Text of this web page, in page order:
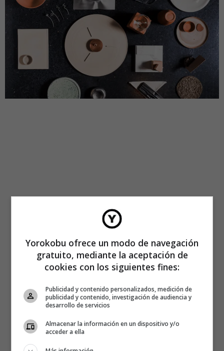
Yorokobu ofrece un modo de navegación
gratuito, mediante la aceptación de
cookies con los siguientes fines:
Publicidad y contenido personalizados, medición de
publicidad y contenido, investigación de audiencia y
desarrollo de servicios
Almacenar la información en un dispositivo y/o
acceder a ella